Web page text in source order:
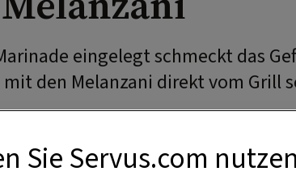
eingelegt schmeckt das
den Melanzani direkt vom Grill
Sie Servus.com